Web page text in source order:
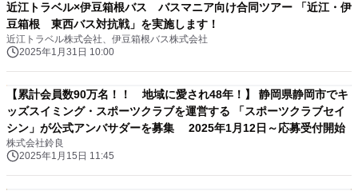
近江トラベル×伊豆箱根バス バスマニア向け合同ツアー 「近江・伊
豆箱根 東西バス対抗戦」を実施します！
近江トラベル株式会社、伊豆箱根バス株式会社
2025年1月31日 10:00
【累計会員数90万名！！ 地域に愛され48年！】 静岡県静岡市でキ
ッズスイミング・スポーツクラブを運営する 「スポーツクラブセイ
シン」が公式アンバサダーを募集 2025年1月12日～応募受付開始
株式会社鈴良
2025年1月15日 11:45